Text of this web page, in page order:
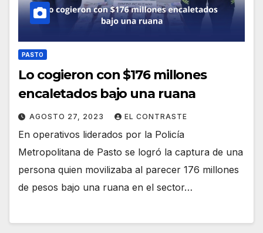
PASTO
Lo cogieron con $176 millones
encaletados bajo una ruana
AGOSTO 27, 2023 EL CONTRASTE
En operativos liderados por la Policía
Metropolitana de Pasto se logró la captura de una
persona quien movilizaba al parecer 176 millones
de pesos bajo una ruana en el sector…